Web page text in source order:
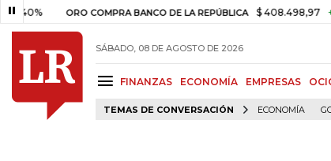
ORO COMPRA BANCO DE LA REPÚBLICA $ 408.498,97 +$
SÁBADO, 08 DE AGOSTO DE 2026
FINANZAS ECONOMÍA EMPRESAS
TEMAS DE CONVERSACIÓN ECONOMÍA